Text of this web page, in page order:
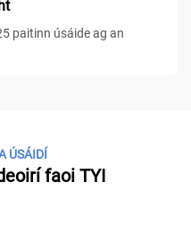
paitinn úsáide ag an
ÚSÁIDÍ
faoi TYI